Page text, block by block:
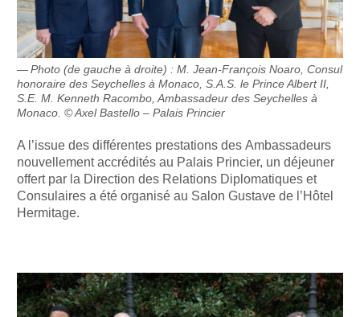
Photo (de gauche à droite) : M. Jean-François Noaro, Consul
honoraire des Seychelles à Monaco, S.A.S. le Prince Albert II,
S.E. M. Kenneth Racombo, Ambassadeur des Seychelles à
Monaco. © Axel Bastello – Palais Princier
A l’issue des différentes prestations des Ambassadeurs
nouvellement accrédités au Palais Princier, un déjeuner
offert par la Direction des Relations Diplomatiques et
Consulaires a été organisé au Salon Gustave de l’Hôtel
Hermitage.